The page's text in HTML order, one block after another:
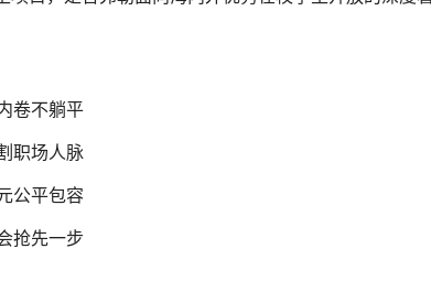
卷不躺平
职场人脉
公平包容
抢先一步